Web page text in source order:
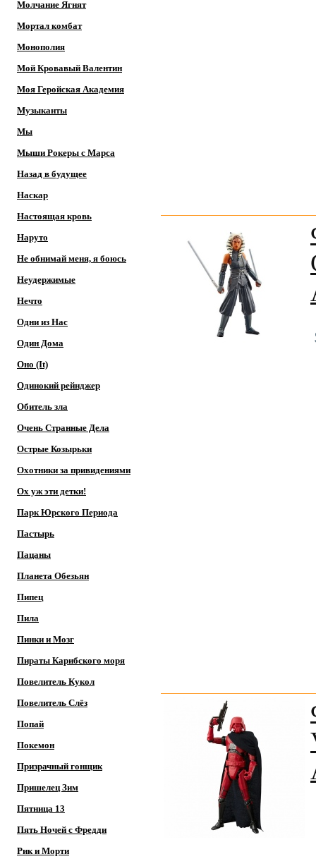
Молчание Ягнят
Мортал комбат
Монополия
Мой Кровавый Валентин
Моя Геройская Академия
Музыканты
Мы
Мыши Рокеры с Марса
Назад в будущее
Наскар
Настоящая кровь
Наруто
Не обнимай меня, я боюсь
Неудержимые
Нечто
Одни из Нас
Один Дома
Оно (It)
Одинокий рейнджер
Обитель зла
Очень Странные Дела
Острые Козырьки
Охотники за привидениями
Ох уж эти детки!
Парк Юрского Периода
Пастырь
Пацаны
Планета Обезьян
Пипец
Пила
Пинки и Мозг
Пираты Карибского моря
Повелитель Кукол
Повелитель Слёз
Попай
Покемон
Призрачный гонщик
Пришелец Зим
Пятница 13
Пять Ночей с Фредди
Рик и Морти